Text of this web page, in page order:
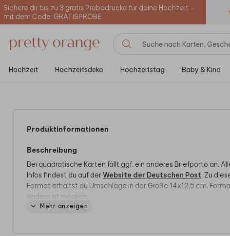
Sichere dir bis zu 3 gratis Probedrucke für deine Hochzeit -
mit dem Code: GRATISPROBE
Hochzeit Hochzeitsdeko Hochzeitstag Baby & Kind
Produktinformationen
Beschreibung
Bei quadratische Karten fällt ggf. ein anderes Briefporto an.
Infos findest du auf derWebsite der Deutschen Post. Zu
Format erhältst du Umschläge in der Größe 14x12,5 cm.
ändern ist möglich.
Mehr anzeigen